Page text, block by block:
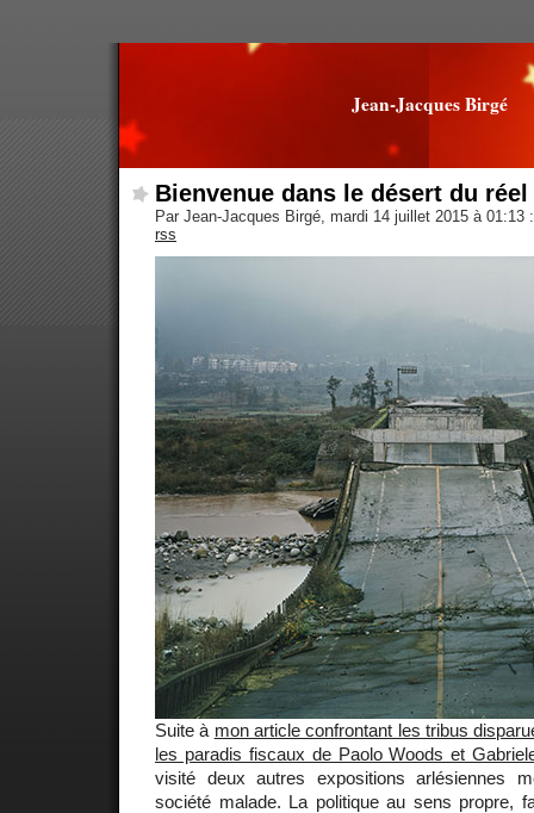
Jean-Jacques Birgé
Bienvenue dans le désert du réel
Par Jean-Jacques Birgé, mardi 14 juillet 2015 à 01:13
rss
Suite à mon article confrontant les tribus
les paradis fiscaux de Paolo Woods et
visité deux autres expositions arlésiennes
société malade. La politique au sens propre,